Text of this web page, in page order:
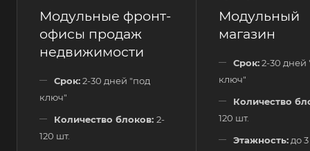
Модульные фронт-
офисы продаж
недвижимости
Срок:2-30 дней "под
ключ"
Количество блоков: 2-
120 шт.
Модульный
магазин
Срок:2-30 дней
ключ"
Количество
120 шт.
Этажность: до